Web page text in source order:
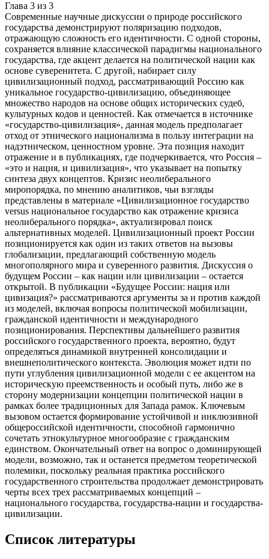
Глава 3 из 3
Современные научные дискуссии о природе российского
государства демонстрируют поляризацию подходов,
отражающую сложность его идентичности. С одной стороны,
сохраняется влияние классической парадигмы национального
государства, где акцент делается на политической нации как
основе суверенитета. С другой, набирает силу
цивилизационный подход, рассматривающий Россию как
уникальное государство-цивилизацию, объединяющее
множество народов на основе общих исторических судеб,
культурных кодов и ценностей. Как отмечается в источнике
«государство-цивилизация», данная модель предполагает
отход от этнического национализма в пользу интеграции на
надэтническом, ценностном уровне. Эта позиция находит
отражение и в публикациях, где подчеркивается, что Россия –
«это и нация, и цивилизация», что указывает на попытку
синтеза двух концептов. Кризис неолиберального
миропорядка, по мнению аналитиков, чьи взгляды
представлены в материале «Цивилизационное государство
versus национальное государство как отражение кризиса
неолиберального порядка», актуализировал поиск
альтернативных моделей. Цивилизационный проект России
позиционируется как один из таких ответов на вызовы
глобализации, предлагающий собственную модель
многополярного мира и суверенного развития. Дискуссия о
будущем России – как нации или цивилизации – остается
открытой. В публикации «Будущее России: нация или
цивизация?» рассматриваются аргументы за и против каждой
из моделей, включая вопросы политической мобилизации,
гражданской идентичности и международного
позиционирования. Перспективы дальнейшего развития
российского государственного проекта, вероятно, будут
определяться динамикой внутренней консолидации и
внешнеполитического контекста. Эволюция может идти по
пути углубления цивилизационной модели с ее акцентом на
историческую преемственность и особый путь, либо же в
сторону модернизации концепции политической нации в
рамках более традиционных для Запада рамок. Ключевым
вызовом остается формирование устойчивой и инклюзивной
общероссийской идентичности, способной гармонично
сочетать этнокультурное многообразие с гражданским
единством. Окончательный ответ на вопрос о доминирующей
модели, возможно, так и останется предметом теоретической
полемики, поскольку реальная практика российского
государственного строительства продолжает демонстрировать
черты всех трех рассматриваемых концепций –
национального государства, государства-нации и государства-
цивилизации.
Список литературы